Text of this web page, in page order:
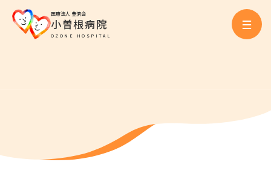
医療法人 豊済会
小曽根病院
OZONE HOSPITAL